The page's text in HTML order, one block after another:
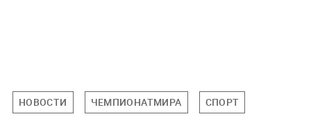
НОВОСТИ ЧЕМПИОНАТМИРА СПОРТ